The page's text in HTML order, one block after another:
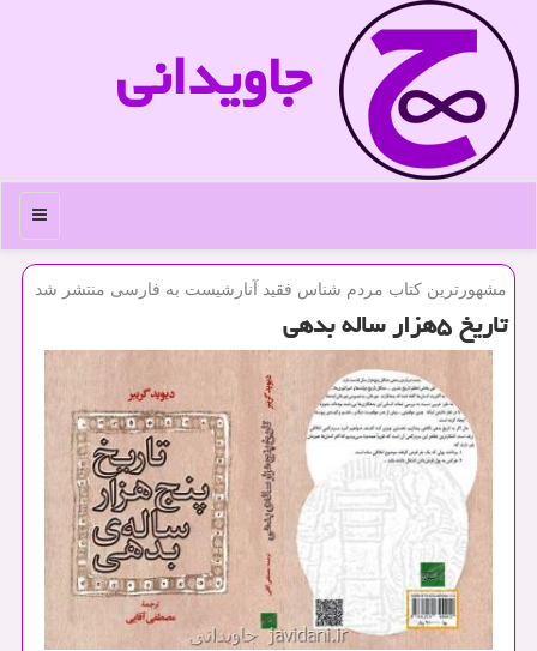
جاویدانی
منو
مشهورترین كتاب مردم شناس فقید آنارشیست به فارسی منتشر شد
تاریخ ۵هزار ساله بدهی